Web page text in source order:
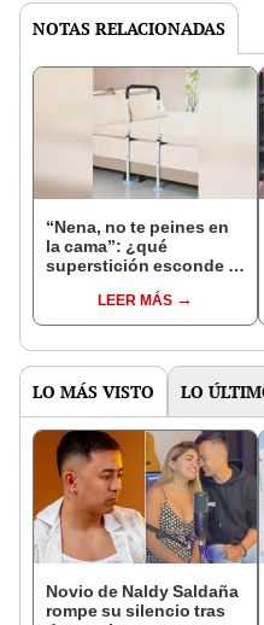
NOTAS RELACIONADAS
“Nena, no te peines en
la cama”: ¿qué
superstición esconde la
Enanitos Verdes?
LEER MÁS
LO MÁS VISTO LO
Novio de Naldy Saldaña
rompe su silencio tras